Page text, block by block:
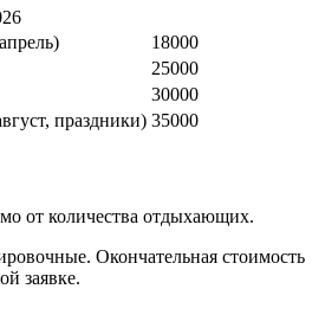
18000
25000
30000
праздники) 35000
от количества отдыхающих.
Окончательная стоимость
заявке.